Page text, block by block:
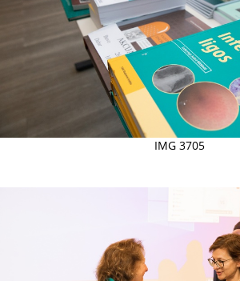
IMG 3705